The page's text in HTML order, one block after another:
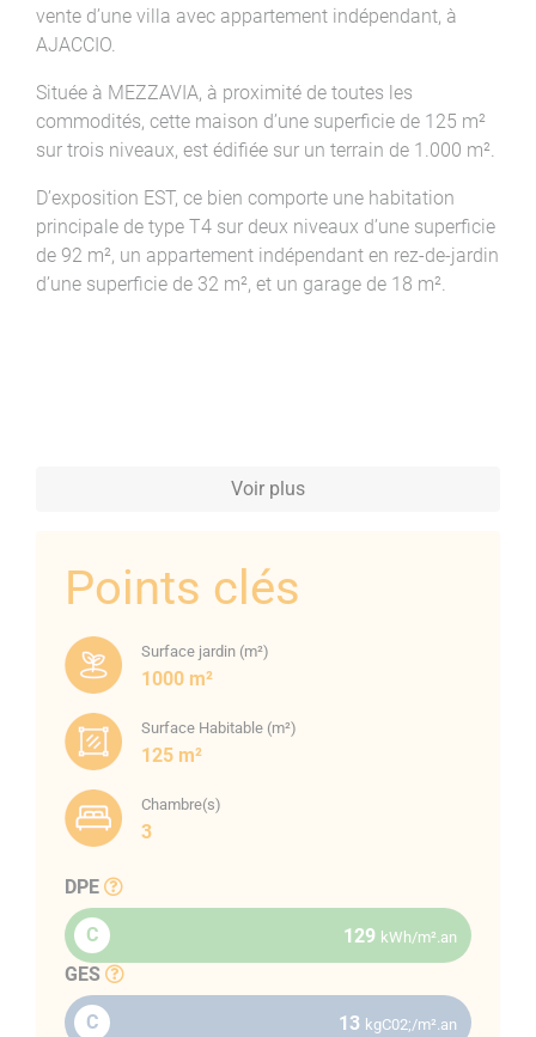
vente d’une villa avec appartement indépendant, à
AJACCIO.
Située à MEZZAVIA, à proximité de toutes les
commodités, cette maison d’une superficie de 125 m²
sur trois niveaux, est édifiée sur un terrain de 1.000 m².
D’exposition EST, ce bien comporte une habitation
principale de type T4 sur deux niveaux d’une superficie
de 92 m², un appartement indépendant en rez-de-jardin
d’une superficie de 32 m², et un garage de 18 m².
Voir plus
Points clés
Surface jardin (m²)
1000 m²
Surface Habitable (m²)
125 m²
Chambre(s)
3
DPE
C 129 kWh/m².an
GES
C 13 kgC02;/m².an